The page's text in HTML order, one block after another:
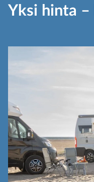
Yksi hinta